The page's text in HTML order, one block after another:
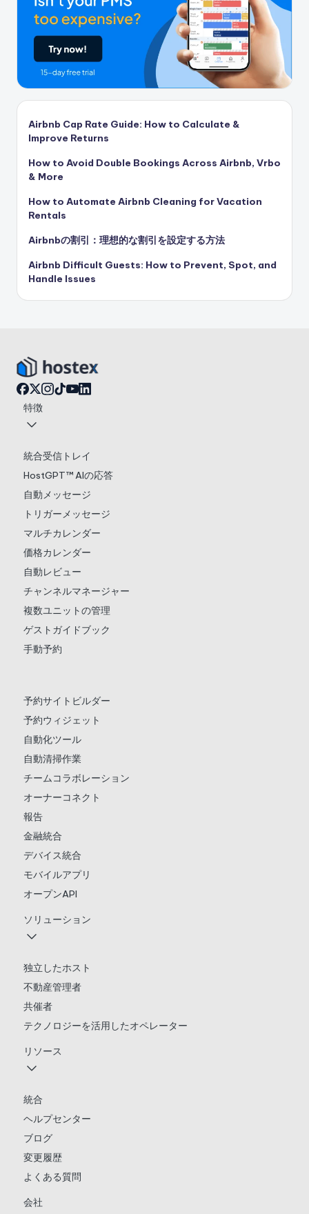
Airbnb Cap Rate Guide: How to Calculate &
Improve Returns
How to Avoid Double Bookings Across Airbnb, Vrbo
& More
How to Automate Airbnb Cleaning for Vacation
Rentals
Airbnbの割引：理想的な割引を設定する方法
Airbnb Difficult Guests: How to Prevent, Spot, and
Handle Issues
特徴
統合受信トレイ
HostGPT™ AIの応答
自動メッセージ
トリガーメッセージ
マルチカレンダー
価格カレンダー
自動レビュー
チャンネルマネージャー
複数ユニットの管理
ゲストガイドブック
手動予約
予約サイトビルダー
予約ウィジェット
自動化ツール
自動清掃作業
チームコラボレーション
オーナーコネクト
報告
金融統合
デバイス統合
モバイルアプリ
オープンAPI
ソリューション
独立したホスト
不動産管理者
共催者
テクノロジーを活用したオペレーター
リソース
統合
ヘルプセンター
ブログ
変更履歴
よくある質問
会社